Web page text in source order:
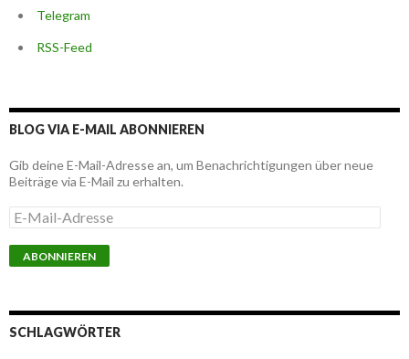
Telegram
RSS-Feed
BLOG VIA E-MAIL ABONNIEREN
Gib deine E-Mail-Adresse an, um Benachrichtigungen über neue
Beiträge via E-Mail zu erhalten.
E
-
M
a
-
A
SCHLAGWÖRTER